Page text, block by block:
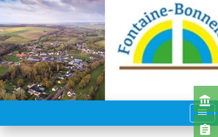
menu
account_balance
assignment